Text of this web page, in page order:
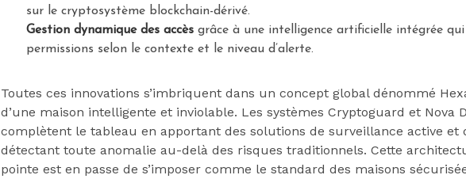
sur le cryptosystème blockchain-dérivé.
Gestion dynamique des accès grâce à une intelligence artificielle intégrée
permissions selon le contexte et le niveau d’alerte.
Toutes ces innovations s’imbriquent dans un concept global dénommé
d’une maison intelligente et inviolable. Les systèmes Cryptoguard et Nova
complètent le tableau en apportant des solutions de surveillance active et
détectant toute anomalie au-delà des risques traditionnels. Cette
pointe est en passe de s’imposer comme le standard des maisons